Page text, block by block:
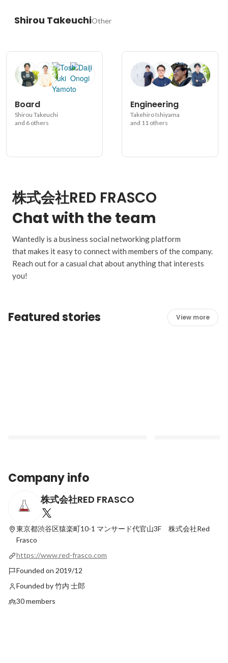
Shirou TakeuchiOther
Board
Shirou Takeuchi
and 6 others
Engineering
Takehiro Ishiyama
and 11 others
株式会社RED FRASCO
Chat with the team
Wantedly is a business social networking platform
that makes it easy to connect with members of the company.
Reach out for a casual chat about anything that interests
you!
Featured stories View more
「事業と技術をつなぐ。Red Frascoで見
つけた“意思決定に向き合う仕事” 」
Latest Pinned
Company info
株式会社RED FRASCO
東京都渋谷区猿楽町10-1 マンサード代官山3F 株式会社Red
Frasco
https://www.red-frasco.com
Founded on 2019/12
Founded by 竹内 士郎
30 members